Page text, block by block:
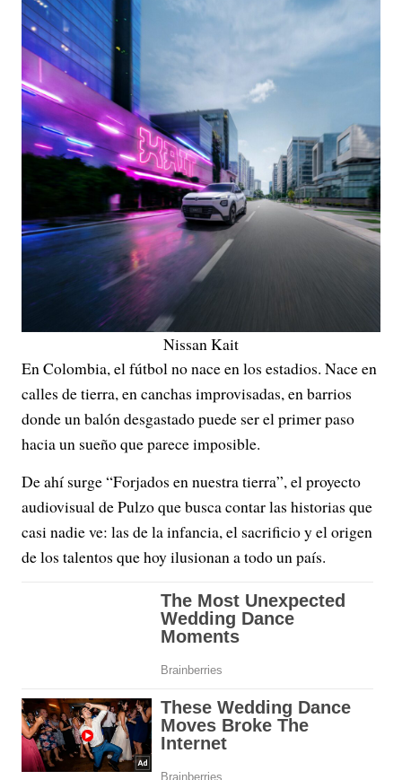
Nissan Kait
En Colombia, el fútbol no nace en los estadios. Nace en
calles de tierra, en canchas improvisadas, en barrios
donde un balón desgastado puede ser el primer paso
hacia un sueño que parece imposible.
De ahí surge “Forjados en nuestra tierra”, el proyecto
audiovisual de Pulzo que busca contar las historias que
casi nadie ve: las de la infancia, el sacrificio y el origen
de los talentos que hoy ilusionan a todo un país.